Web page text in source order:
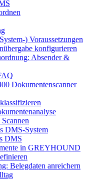
) Voraussetzungen
konfigurieren
Absender &
Dokumentenscanner
DMS-System
DMS
in GREYHOUND
Belegdaten anreichern